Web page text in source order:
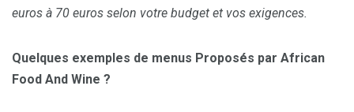
euros à 70 euros selon votre budget et vos exigences.
Quelques exemples de menus Proposés par African
Food And Wine ?